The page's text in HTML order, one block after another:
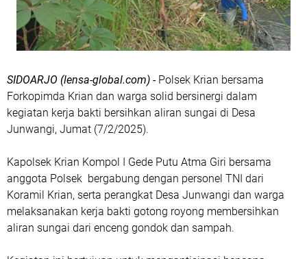
SIDOARJO (lensa-global.com) - Polsek Krian bersama
Forkopimda Krian dan warga solid bersinergi dalam
kegiatan kerja bakti bersihkan aliran sungai di Desa
Junwangi, Jumat (7/2/2025).
Kapolsek Krian Kompol I Gede Putu Atma Giri bersama
anggota Polsek bergabung dengan personel TNI dari
Koramil Krian, serta perangkat Desa Junwangi dan warga
melaksanakan kerja bakti gotong royong membersihkan
aliran sungai dari enceng gondok dan sampah.